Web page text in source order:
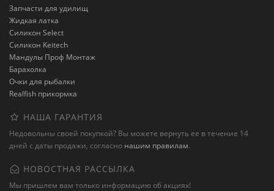
Запчасти для удилищ
Жидкая латка
Силикон Select
Силикон Keitech
Мандулы Проф Монтаж
Барахолка
Очки для рыбалки
Realfish прикормка
НАША ГАРАНТИЯ
Недовольны своей покупкой? Вы можете вернуть ее в течение 14
дней с даты продажи, согласно нашим правилам.
НОВОСТНАЯ РАССЫЛКА
Мы пришлем вам только информацию об акциях!